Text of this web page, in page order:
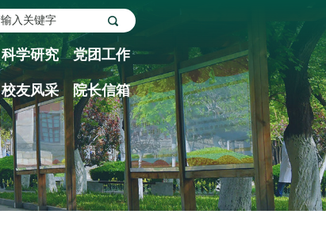
科学研究 党团工作
校友风采 院长信箱